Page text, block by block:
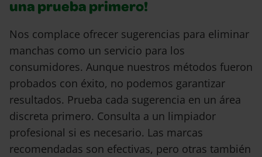
una prueba primero!
Nos complace ofrecer sugerencias para eliminar
manchas como un servicio para los
consumidores. Aunque nuestros métodos fueron
probados con éxito, no podemos garantizar
resultados. Prueba cada sugerencia en un área
discreta primero. Consulta a un limpiador
profesional si es necesario. Las marcas
recomendadas son efectivas, pero otras también